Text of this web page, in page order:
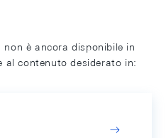
non è ancora disponibile in
al contenuto desiderato in: